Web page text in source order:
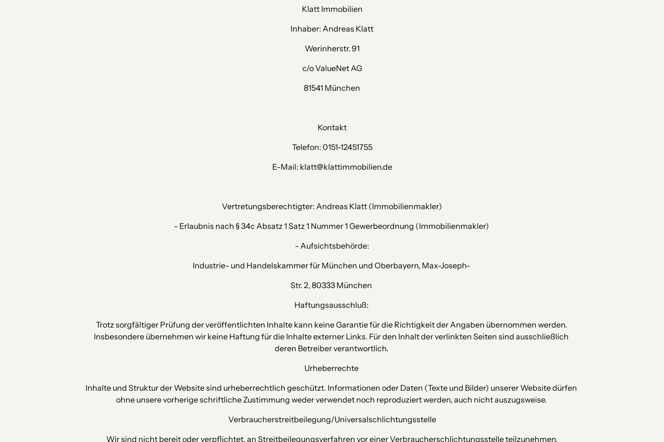
Klatt Immobilien
Inhaber: Andreas Klatt
Werinherstr. 91
c/o ValueNet AG
81541 München
Kontakt
Telefon: 0151-12451755
E-Mail: klatt@klattimmobilien.de
Vertretungsberechtigter: Andreas Klatt (Immobilienmakler)
- Erlaubnis nach § 34c Absatz 1 Satz 1 Nummer 1 Gewerbeordnung (Immobilienmakler)
- Aufsichtsbehörde:
Industrie- und Handelskammer für München und Oberbayern, Max-Joseph-
Str. 2, 80333 München
Haftungsausschluß:
Trotz sorgfältiger Prüfung der veröffentlichten Inhalte kann keine Garantie für die Richtigkeit der Angaben übernommen werden.
Insbesondere übernehmen wir keine Haftung für die Inhalte externer Links. Für den Inhalt der verlinkten Seiten sind ausschließlich
deren Betreiber verantwortlich.
Urheberrechte
Inhalte und Struktur der Website sind urheberrechtlich geschützt. Informationen oder Daten (Texte und Bilder) unserer Website dürfen
ohne unsere vorherige schriftliche Zustimmung weder verwendet noch reproduziert werden, auch nicht auszugsweise.
Verbraucher­streit­beilegung/Universal­schlichtungs­stelle
Wir sind nicht bereit oder verpflichtet, an Streitbeilegungsverfahren vor einer Verbraucherschlichtungsstelle teilzunehmen.